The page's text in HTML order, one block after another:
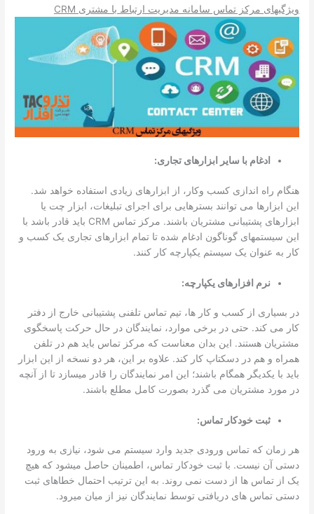
ویژگی­های مرکز تماس سامانه مدیریت ارتباط با مشتری CRM
ادغام با سایر ابزارهای تجاری:
هنگام راه اندازی کسب وکار، از ابزارهای زیادی استفاده خواهد شد.
این ابزار­ها می توانند بسترهایی برای اجرای تبلیغات، ابزار چت یا
ابزارهای پشتیبانی مشتریان باشند. مرکز تماس CRM باید قادر باشد با
این سیستم­های گوناگون ادغام شده تا تمام ابزارهای تجاری یک کسب و
کار به عنوان یک سیستم یکپارچه کار کنند.
نرم ­افزار­های یکپارچه:
در بسیاری از کسب و کار ها، تیم تماس تلفنی پشتیبانی خارج از دفتر
کار می کند. حتی در برخی موارد، نمایندگان در حال حرکت پاسخگوی
مشتریان هستند. این بدان معناست که مرکز تماس باید هم در تلفن
همراه و هم در دسکتاپ کار کند. علاوه بر این، هر دو نسخه از این ابزار
باید با یکدیگر همگام باشند؛ این امر نمایندگان را قادر می­سازد تا از آنچه
در مورد مشتریان می گذرد بصورت کامل مطلع باشند.
ثبت خودکار تماس:
هر زمان که تماس ورودی جدید وارد سیستم می شود، نیازی به ورود
دستی آن نیست. با ثبت خودکار تماس، اطمینان حاصل می­شود که هیچ
یک از تماس ها از دست نمی­ روند. به این ترتیب احتمال خطاهای ثبت
دستی تماس­ های دریافتی توسط نمایندگان نیز از میان می­رود.